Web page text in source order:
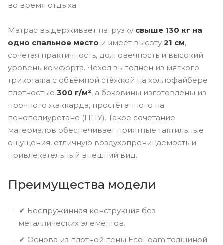
во время отдыха.
Матрас выдерживает нагрузку свыше 130 кг на
одно спальное место и имеет высоту 21 см,
сочетая практичность, долговечность и высокий
уровень комфорта. Чехол выполнен из мягкого
трикотажа с объёмной стёжкой на холлофайбере
плотностью 300 г/м², а боковины изготовлены из
прочного жаккарда, простёганного на
пенополиуретане (ППУ). Такое сочетание
материалов обеспечивает приятные тактильные
ощущения, отличную воздухопроницаемость и
привлекательный внешний вид.
Преимущества модели
✔ Беспружинная конструкция без
металлических элементов.
✔ Основа из плотной пены EcoFoam толщиной